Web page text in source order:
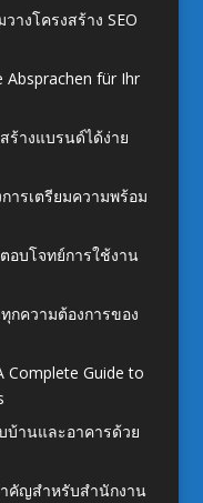
างโครงสร้าง SEO
Absprachen für Ihr
ร้างแบรนด์ได้ง่าย
ารเตรียมความพร้อม
อบโจทย์การใช้งาน
กความต้องการของ
Complete Guide to
บ้านและอาคารด้วย
คัญสำหรับสำนักงาน